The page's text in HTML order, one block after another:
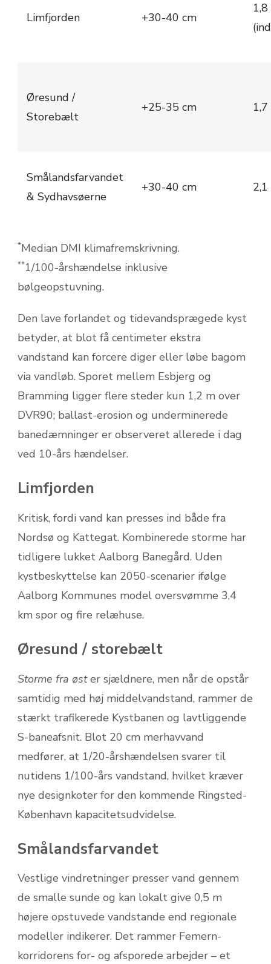
Limfjorden +30-40 cm
Øresund /
Storebælt
+25-35 cm
Smålandsfarvandet
& Sydhavsøerne
+30-40 cm
*Median DMI klimafremskrivning.
**1/100-årshændelse inklusive
bølgeopstuvning.
Den lave forlandet og tidevands­prægede kyst
betyder, at blot få centimeter ekstra
vandstand kan forcere diger eller løbe bagom
via vandløb. Sporet mellem Esbjerg og
Bramming ligger flere steder kun 1,2 m over
DVR90; ballast-erosion og underminerede
banedæmninger er observeret allerede i dag
ved 10-års hændelser.
Limfjorden
Kritisk, fordi vand kan presses ind både fra
Nordsø og Kattegat. Kombinerede storme har
tidligere lukket Aalborg Banegård. Uden
kystbeskyttelse kan 2050-scenarier ifølge
Aalborg Kommunes model oversvømme 3,4
km spor og fire relæhuse.
Øresund / storebælt
Storme fra øster sjældnere, men når de opstår
samtidig med høj middelvandstand, rammer de
stærkt trafikerede Kystbanen og lavtliggende
S-baneafsnit. Blot 20 cm merhavvand
medfører, at 1/20-årshændelsen svarer til
nutidens 1/100-års vandstand, hvilket kræver
nye designkoter for den kommende Ringsted-
København kapacitetsudvidelse.
Smålandsfarvandet
Vestlige vindretninger presser vand gennem
de smalle sunde og kan lokalt give 0,5 m
højere opstuvede vandstande end regionale
modeller indikerer. Det rammer Femern-
korridorens for- og afsporede arbejder – et